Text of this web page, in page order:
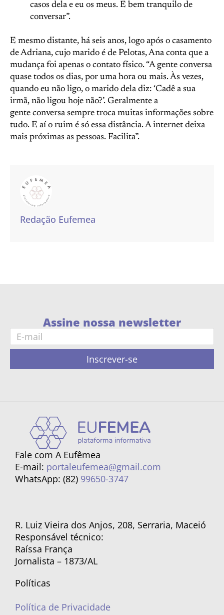
casos dela e eu os meus. É bem tranquilo de
conversar”.
E mesmo distante, há seis anos, logo após o casamento
de Adriana, cujo marido é de Pelotas, Ana conta que a
mudança foi apenas o contato físico. “A gente conversa
quase todos os dias, por uma hora ou mais. Às vezes,
quando eu não ligo, o marido dela diz: ‘Cadê a sua
irmã, não ligou hoje não?’. Geralmente a
gente conversa sempre troca muitas informações sobre
tudo. E aí o ruim é só essa distância. A internet deixa
mais próximas as pessoas. Facilita”.
Redação Eufemea
Assine nossa newsletter
Inscrever-se
Fale com A Eufêmea
E-mail: portaleufemea@gmail.com
WhatsApp: (82) 99650-3747
R. Luiz Vieira dos Anjos, 208, Serraria, Maceió
Responsável técnico:
Raíssa França
Jornalista – 1873/AL
Políticas
Política de Privacidade